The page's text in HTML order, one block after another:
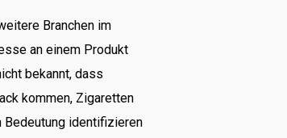
Branchen im
an einem Produkt
bekannt, dass
kommen, Zigaretten
Bedeutung identifizieren